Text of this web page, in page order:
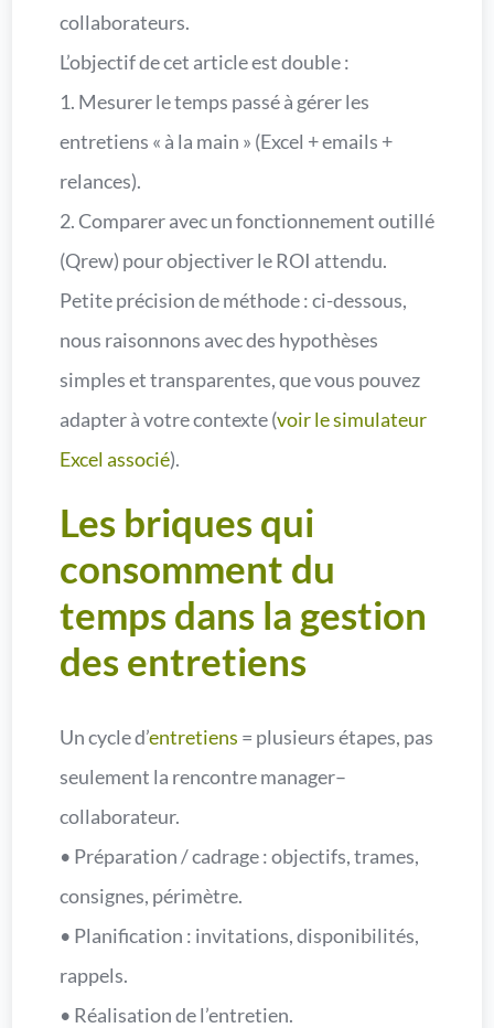
collaborateurs.
L’objectif de cet article est double :
1. Mesurer le temps passé à gérer les
entretiens « à la main » (Excel + emails +
relances).
2. Comparer avec un fonctionnement outillé
(Qrew) pour objectiver le ROI attendu.
Petite précision de méthode : ci-dessous,
nous raisonnons avec des hypothèses
simples et transparentes, que vous pouvez
adapter à votre contexte (voir le simulateur
Excel associé).
Les briques qui
consomment du
temps dans la gestion
des entretiens
Un cycle d’entretiens = plusieurs étapes, pas
seulement la rencontre manager–
collaborateur.
• Préparation / cadrage : objectifs, trames,
consignes, périmètre.
• Planification : invitations, disponibilités,
rappels.
• Réalisation de l’entretien.